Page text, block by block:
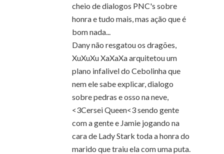
cheio de dialogos PNC's sobre
honra e tudo mais, mas ação que é
bom nada...
Dany não resgatou os dragões,
XuXuXu XaXaXa arquitetou um
plano infalivel do Cebolinha que
nem ele sabe explicar, dialogo
sobre pedras e osso na neve,
<3Cersei Queen<3 sendo gente
com a gente e Jamie jogando na
cara de Lady Stark toda a honra do
marido que traiu ela com uma puta.